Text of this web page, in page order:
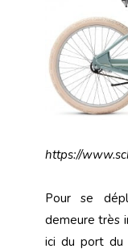
https://
Pour se
demeure très
ici du port du